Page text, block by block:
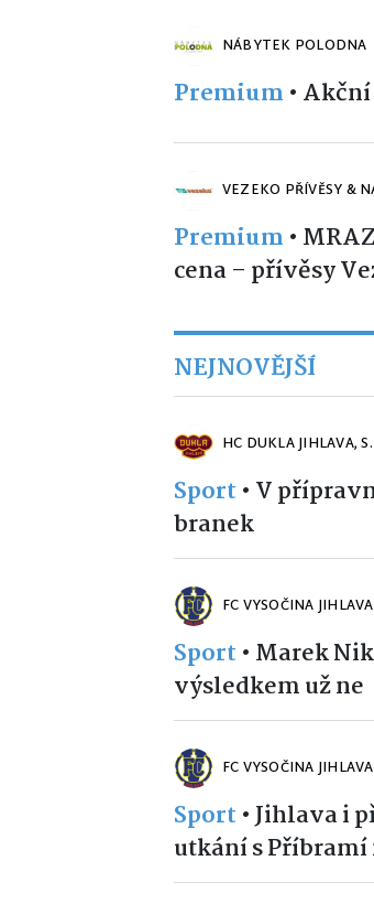
NÁBYTEK POLODNA
Premium • Akční
VEZEKO PŘÍVĚSY &
Premium •
cena – přívěsy
NEJNOVĚJŠÍ
HC DUKLA JIHLAVA,
Sport • V
branek
FC VYSOČINA JIHLAVA
Sport • Marek
výsledkem už ne
FC VYSOČINA JIHLAVA
Sport •Jihlava i
utkání s Příbramí